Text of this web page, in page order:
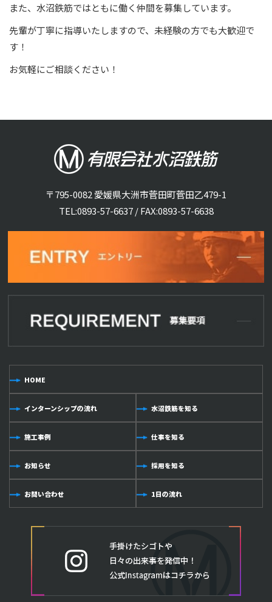
また、水沼鉄筋ではともに働く仲間を募集しています。
先輩が丁寧に指導いたしますので、未経験の方でも大歓迎で
す！
お気軽にご相談ください！
〒795-0082 愛媛県大洲市菅田町菅田乙479-1
TEL:0893-57-6637/ FAX:0893-57-6638
HOME
インターンシップの流れ 水沼鉄筋を知る
施工事例 仕事を知る
お知らせ 採用を知る
お問い合わせ 1日の流れ